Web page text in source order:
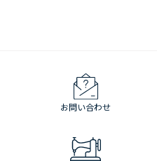
お問い合わせ